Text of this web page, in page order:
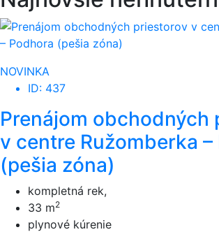
NOVINKA
ID: 437
Prenájom obchodných
v centre Ružomberka –
(pešia zóna)
kompletná rek,
33 m2
plynové kúrenie